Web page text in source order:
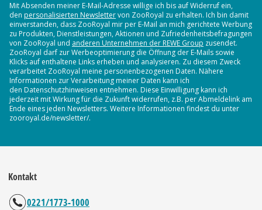
Mit Absenden meiner E-Mail-Adresse willige ich bis auf Widerruf ein,
den personalisierten Newslettervon ZooRoyal zu erhalten. Ich bin damit
einverstanden, dass ZooRoyal mir per E-Mail an mich gerichtete Werbung
zu Produkten, Dienstleistungen, Aktionen und Zufriedenheitsbefragungen
von ZooRoyal und anderen Unternehmen der REWE Group zusendet.
ZooRoyal darf zur Werbeoptimierung die Öffnung der E-Mails sowie
Klicks auf enthaltene Links erheben und analysieren. Zu diesem Zweck
verarbeitet ZooRoyal meine personenbezogenen Daten. Nähere
Informationen zur Verarbeitung meiner Daten kann ich
den Datenschutzhinweisen entnehmen. Diese Einwilligung kann ich
jederzeit mit Wirkung für die Zukunft widerrufen, z.B. per Abmeldelink am
Ende eines jeden Newsletters. Weitere Informationen findest du unter
zooroyal.de/newsletter/.
Kontakt
0221/1773-1000